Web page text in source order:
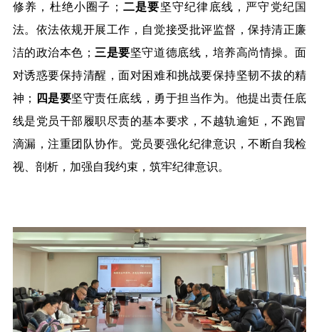
修养，杜绝小圈子； 二是要坚守纪律底线，严守党纪国
法。依法依规开展工作，自觉接受批评监督，保持清正廉
洁的政治本色； 三是要坚守道德底线，培养高尚情操。面
对诱惑要保持清醒，面对困难和挑战要保持坚韧不拔的精
神；
四是要坚守责任底线，勇于担当作为。他提出责任底
线是党员干部履职尽责的基本要求，不越轨逾矩，不跑冒
滴漏，注重团队协作。党员要强化纪律意识，不断自我检
视、剖析，加强自我约束，筑牢纪律意识。